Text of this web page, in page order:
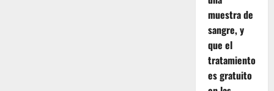
muestra de
sangre, y
que el
tratamiento
es gratuito